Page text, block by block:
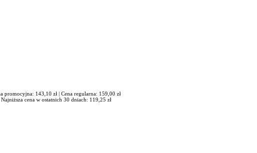
promocyjna: 143,10 zł | Cena regularna: 159,00 zł
Najniższa cena w ostatnich 30 dniach: 119,25 zł